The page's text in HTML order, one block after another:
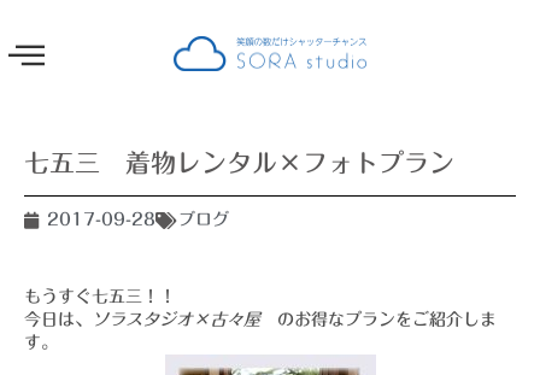
七五三 着物レンタル×フォトプラン
2017-09-28 ブログ
もうすぐ七五三！！
今日は、
ソラスタジオ×古々屋 のお得なプランをご紹介しま
す。